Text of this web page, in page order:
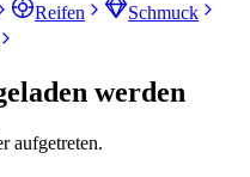
Reifen
Schmuck
werden
aufgetreten.